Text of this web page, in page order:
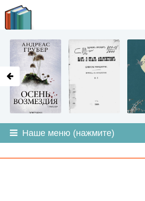
Наше меню (нажмите)
LITMIR.ORG